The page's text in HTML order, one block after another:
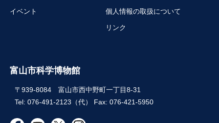
富山市科学博物館
〒939-8084 富山市西中野町一丁目8-31
Tel: 076-491-2123（代） Fax: 076-421-5950
イベント 個人情報の取扱について
リンク